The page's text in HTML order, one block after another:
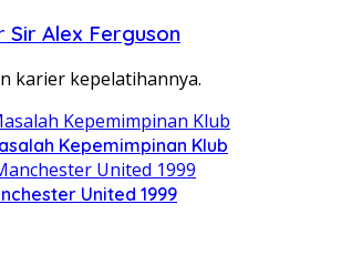
Alex Ferguson
karier kepelatihannya.
Kepemimpinan Klub
United 1999